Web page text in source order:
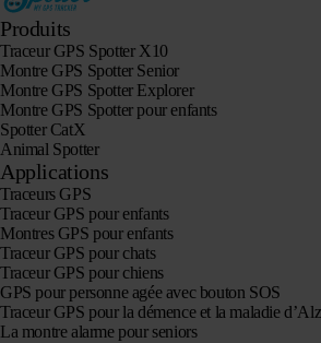
Produits
Traceur GPS Spotter X10
Montre GPS Spotter Senior
Montre GPS Spotter Explorer
Montre GPS Spotter pour enfants
Spotter CatX
Animal Spotter
Applications
Traceurs GPS
Traceur GPS pour enfants
Montres GPS pour enfants
Traceur GPS pour chats
Traceur GPS pour chiens
GPS pour personne agée avec bouton SOS
Traceur GPS pour la démence et la maladie
La montre alarme pour seniors